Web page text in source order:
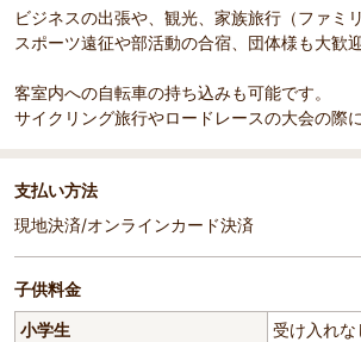
ビジネスの出張や、観光、家族旅行（ファミリ
スポーツ遠征や部活動の合宿、団体様も大歓迎
客室内への自転車の持ち込みも可能です。
サイクリング旅行やロードレースの大会の際
支払い方法
現地決済/オンラインカード決済
子供料金
小学生
受け入れな